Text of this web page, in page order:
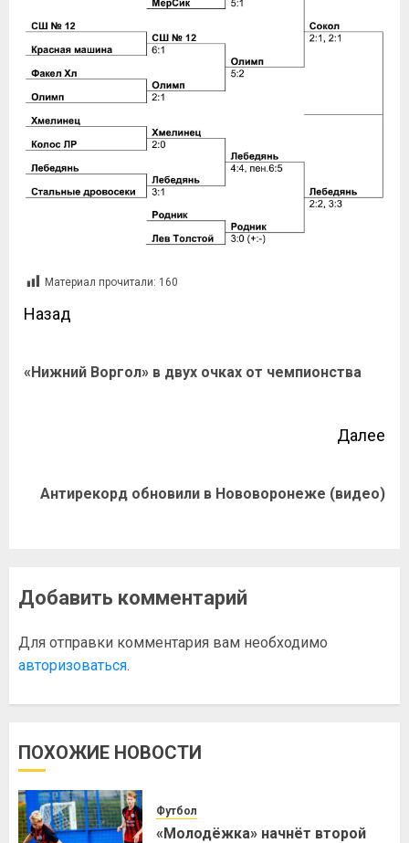
Материал прочитали: 160
Назад
«Нижний Воргол» в двух очках от чемпионства
Далее
Антирекорд обновили в Нововоронеже (видео)
Добавить комментарий
Для отправки комментария вам необходимо
авторизоваться.
ПОХОЖИЕ НОВОСТИ
Футбол
«Молодёжка» начнёт второй